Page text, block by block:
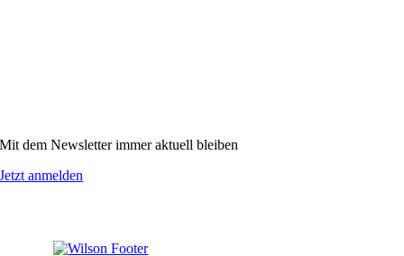
Mit dem Newsletter immer aktuell bleiben
Jetzt anmelden